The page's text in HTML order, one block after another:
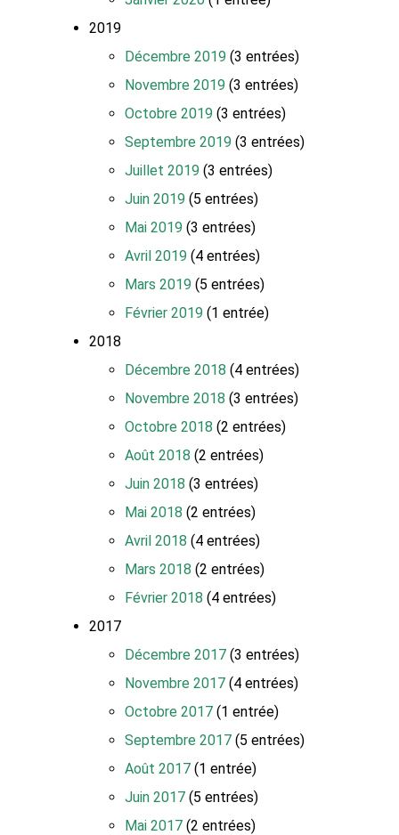
2019
Décembre 2019 (3 entrées)
Novembre 2019 (3 entrées)
Octobre 2019 (3 entrées)
Septembre 2019 (3 entrées)
Juillet 2019 (3 entrées)
Juin 2019 (5 entrées)
Mai 2019 (3 entrées)
Avril 2019 (4 entrées)
Mars 2019 (5 entrées)
Février 2019 (1 entrée)
2018
Décembre 2018 (4 entrées)
Novembre 2018 (3 entrées)
Octobre 2018 (2 entrées)
Août 2018 (2 entrées)
Juin 2018 (3 entrées)
Mai 2018 (2 entrées)
Avril 2018 (4 entrées)
Mars 2018 (2 entrées)
Février 2018 (4 entrées)
2017
Décembre 2017 (3 entrées)
Novembre 2017 (4 entrées)
Octobre 2017 (1 entrée)
Septembre 2017 (5 entrées)
Août 2017 (1 entrée)
Juin 2017 (5 entrées)
Mai 2017 (2 entrées)